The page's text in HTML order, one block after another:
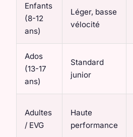
Enfants
(8-12
ans)
Léger, basse
vélocité
Ados
(13-17
ans)
Standard
junior
Adultes
/ EVG
Haute
performance